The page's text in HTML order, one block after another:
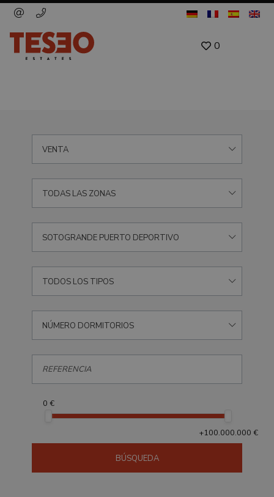
0
VENTA
TODAS LAS ZONAS
SOTOGRANDE PUERTO DEPORTIVO
0 €
+100.000.000 €
TODOS LOS TIPOS
NÚMERO DORMITORIOS
BÚSQUEDA